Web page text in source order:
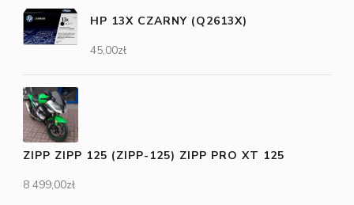
HP 13X CZARNY (Q2613X)
45,00zł
ZIPP ZIPP 125 (ZIPP-125) ZIPP PRO XT 125
8 499,00zł